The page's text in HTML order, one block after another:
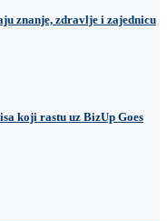
znanje, zdravlje i zajednicu
koji rastu uz BizUp Goes